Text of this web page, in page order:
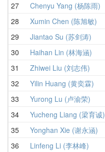
27 Chenyu Yang (杨陈雨)
28 Xumin Chen (陈旭敏)
29 Jiantao Su (苏剑涛)
30 Haihan Lin (林海涵)
31 Zhiwei Liu (刘志伟)
32 Yilin Huang (黄奕霖)
33 Yurong Lu (卢渝荣)
34 Yucheng Liang (梁育诚)
35 Yonghan Xie (谢永涵)
36 Linfeng Li (李林峰)